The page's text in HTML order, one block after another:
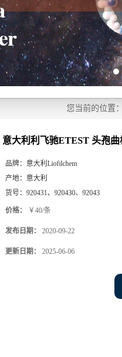
您当前的位置：
意大利利飞驰ETEST 头孢曲
品牌： 意大利Liofilchem
产地： 意大利
货号： 920431、920430、92043
价格： ￥40/条
发布日期： 2020-09-22
更新日期： 2025-06-06